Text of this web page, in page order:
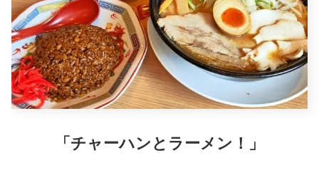
「チャーハンとラーメン！」